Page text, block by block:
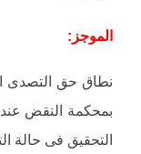
الموجز:
نطاق حق التصدى
بمحكمة النقض
التحقيق فى حالة